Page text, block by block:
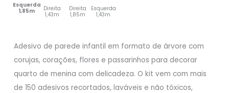
Esquerda
1,85m
Direita
1,43m
Direita
1,85m
Esquerda
1,43m
Adesivo de parede infantil em formato de árvore com
corujas, corações, flores e passarinhos para decorar
quarto de menina com delicadeza. O kit vem com mais
de 150 adesivos recortados, laváveis e não tóxicos,